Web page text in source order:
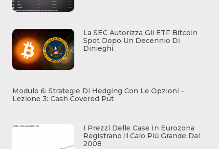
La SEC Autorizza Gli ETF Bitcoin
Spot Dopo Un Decennio Di
Dinieghi
Modulo 6: Strategie Di Hedging Con Le Opzioni –
Lezione 3: Cash Covered Put
I Prezzi Delle Case In Eurozona
Registrano Il Calo Più Grande Dal
2008